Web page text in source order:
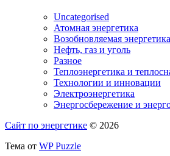
Uncategorised
Атомная энергетика
Возобновляемая энергетика
Нефть, газ и уголь
Разное
Теплоэнергетика и
Технологии и инновации
Электроэнергетика
Энергосбережение и
Сайт по энергетике © 2026
Тема от WP Puzzle